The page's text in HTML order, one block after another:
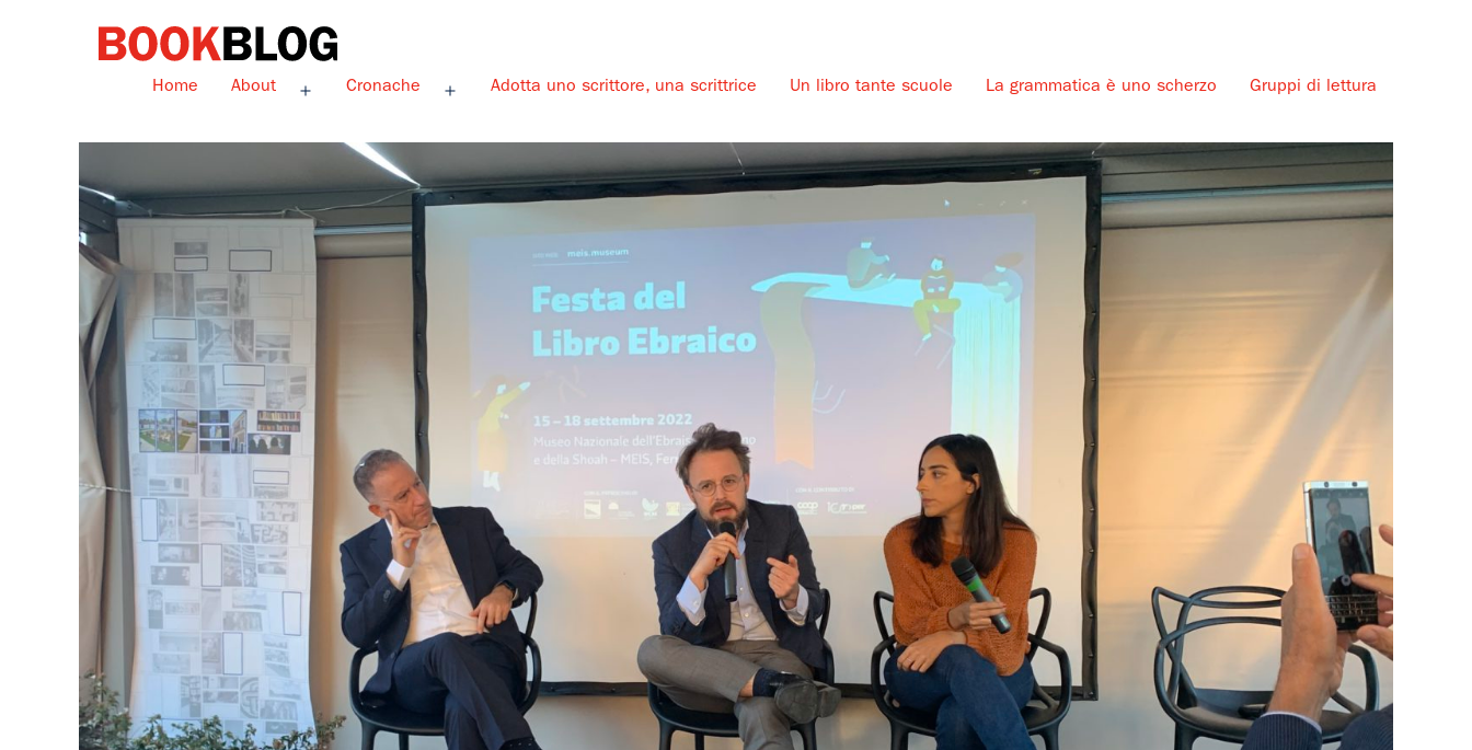
Home About
Apri
Cronache
Apri
Adotta uno scrittore, una scrittrice Un libro tante scuole La grammatica è uno scherzo Gruppi di lettura